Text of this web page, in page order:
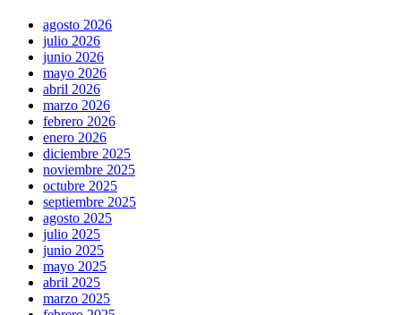
agosto 2026
julio 2026
junio 2026
mayo 2026
abril 2026
marzo 2026
febrero 2026
enero 2026
diciembre 2025
noviembre 2025
octubre 2025
septiembre 2025
agosto 2025
julio 2025
junio 2025
mayo 2025
abril 2025
marzo 2025